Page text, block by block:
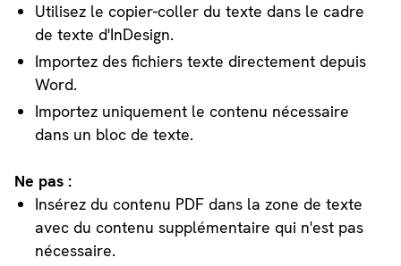
Utilisez le copier-coller du texte dans le cadre
de texte d'InDesign.
Importez des fichiers texte directement depuis
Word.
Importez uniquement le contenu nécessaire
dans un bloc de texte.
Ne pas :
Insérez du contenu PDF dans la zone de texte
avec du contenu supplémentaire qui n'est pas
nécessaire.